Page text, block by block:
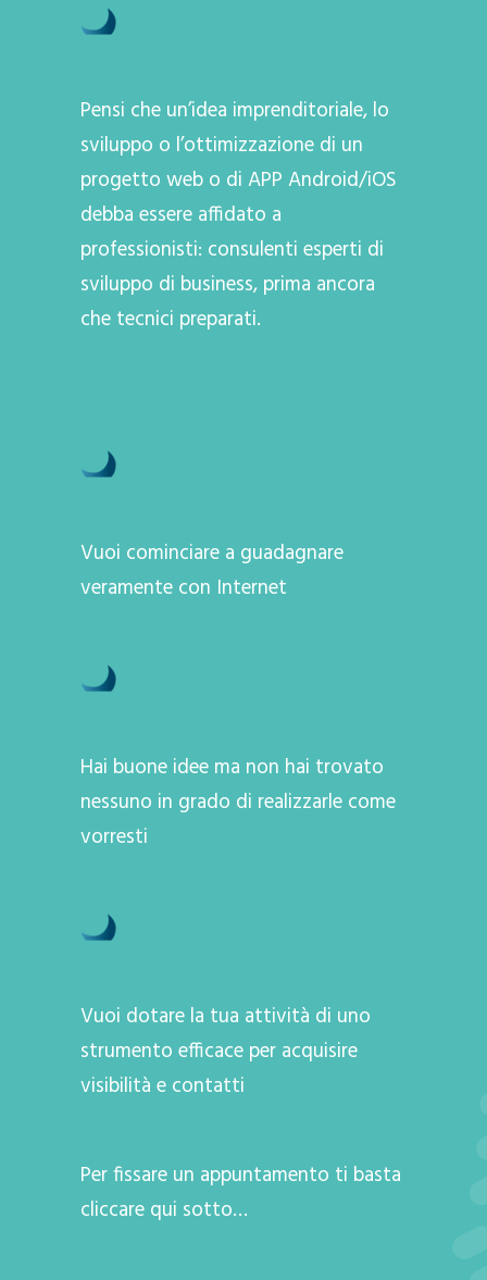
Pensi che un’idea imprenditoriale, lo
sviluppo o l’ottimizzazione di un
progetto web o di APP Android/iOS
debba essere affidato a
professionisti: consulenti esperti di
sviluppo di business, prima ancora
che tecnici preparati.
Vuoi cominciare a guadagnare
veramente con Internet
Hai buone idee ma non hai trovato
nessuno in grado di realizzarle come
vorresti
Vuoi dotare la tua attività di uno
strumento efficace per acquisire
visibilità e contatti
Per fissare un appuntamento ti basta
cliccare qui sotto…